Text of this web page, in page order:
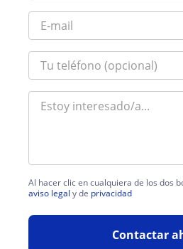
Al hacer clic en cualquiera de los dos
aviso legal y de privacidad
Contactar